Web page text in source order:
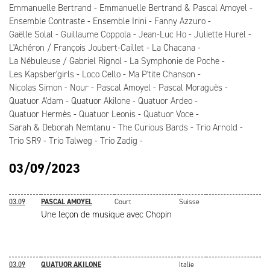
Emmanuelle Bertrand
Emmanuelle Bertrand & Pascal Amoyel
Ensemble Contraste
Ensemble Irini
Fanny Azzuro
Gaëlle Solal
Guillaume Coppola Jean-Luc Ho
Juliette Hurel
L'Achéron / François Joubert-Caillet
La Chacana
La Nébuleuse / Gabriel Rignol
La Symphonie de Poche
Les Kapsber'girls
Loco Cello
Ma P'tite Chanson
Nicolas Simon
Nour Pascal Amoyel
Pascal Moraguès
Quatuor A'dam
Quatuor Akilone
Quatuor Ardeo
Quatuor Hermès
Quatuor Leonis
Quatuor Voce
Sarah & Deborah Nemtanu
The Curious Bards
Trio Arnold
Trio SR9
Trio Talweg Trio Zadig
03/09/2023
03.09 PASCAL AMOYEL Court Suisse
Une leçon de musique avec Chopin
03.09 QUATUOR AKILONE Italie